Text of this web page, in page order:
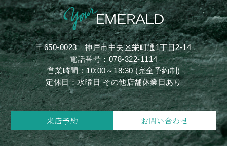
〒650-0023神戸市中央区栄町通1丁目2-14
電話番号：078-322-1114
営業時間：10:00～18:30 (完全予約制)
定休日：水曜日 その他店舗休業日あり
来店予約 お問い合わせ